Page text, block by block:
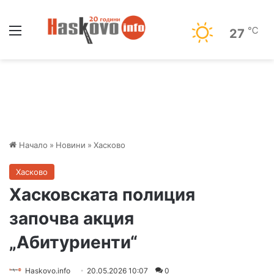
27 ℃
Начало » Новини » Хасково
Хасково
Хасковската полиция
започва акция
„Абитуриенти“
Haskovo.info 20.05.2026 10:07 0